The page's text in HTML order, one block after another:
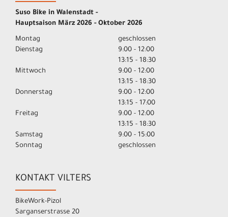
Suso Bike in Walenstadt -
Hauptsaison März 2026 - Oktober 2026
Montag
geschlossen
Dienstag
9:00 - 12:00
13:15 - 18:30
Mittwoch
9:00 - 12:00
13:15 - 18:30
Donnerstag
9:00 - 12:00
13:15 - 17:00
Freitag
9:00 - 12:00
13:15 - 18:30
Samstag
9:00 - 15:00
Sonntag
geschlossen
KONTAKT VILTERS
BikeWork-Pizol
Sarganserstrasse 20